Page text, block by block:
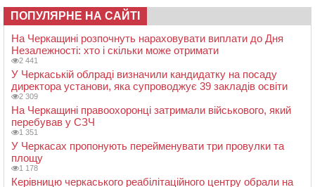
ПОПУЛЯРНЕ НА САЙТІ
На Черкащині розпочнуть нараховувати виплати до Дня
Незалежності: хто і скільки може отримати
2 441
У Черкаській облраді визначили кандидатку на посаду
директора установи, яка супроводжує 39 закладів освіти
2 309
На Черкащині правоохоронці затримали військового, який
перебував у СЗЧ
1 351
У Черкасах пропонують перейменувати три провулки та
площу
1 178
Керівницю черкаського реабілітаційного центру обрали на